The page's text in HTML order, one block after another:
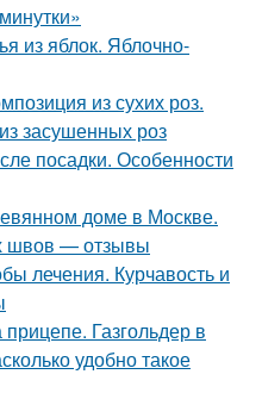
из яблок. Яблочно-
из сухих роз.
засушенных роз
посадки. Особенности
доме в Москве.
швов — отзывы
лечения. Курчавость и
Газгольдер в
удобно такое